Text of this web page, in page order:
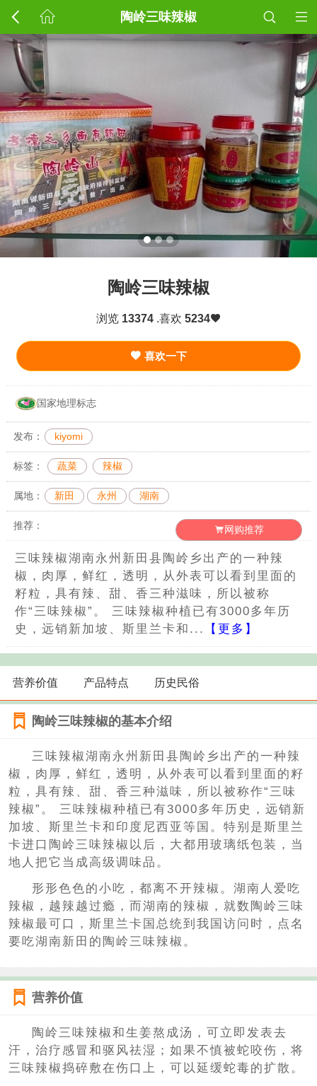
陶岭三味辣椒
陶岭三味辣椒
浏览 13374.喜欢 5234
喜欢一下
国家地理标志
发布： kiyomi
标签： 蔬菜 辣椒
属地： 新田 永州 湖南
推荐： 网购推荐
三味辣椒湖南永州新田县陶岭乡出产的一种辣
椒，肉厚，鲜红，透明，从外表可以看到里面的
籽粒，具有辣、甜、香三种滋味，所以被称
作“三味辣椒”。 三味辣椒种植已有3000多年历
史，远销新加坡、斯里兰卡和...
【更多】
营养价值 产品特点 历史民俗
陶岭三味辣椒的基本介绍
三味辣椒湖南永州新田县陶岭乡出产的一种辣
椒，肉厚，鲜红，透明，从外表可以看到里面的籽
粒，具有辣、甜、香三种滋味，所以被称作“三味
辣椒”。 三味辣椒种植已有3000多年历史，远销新
加坡、斯里兰卡和印度尼西亚等国。特别是斯里兰
卡进口陶岭三味辣椒以后，大都用玻璃纸包装，当
地人把它当成高级调味品。
形形色色的小吃，都离不开辣椒。湖南人爱吃
辣椒，越辣越过瘾，而湖南的辣椒，就数陶岭三味
辣椒最可口，斯里兰卡国总统到我国访问时，点名
要吃湖南新田的陶岭三味辣椒。
营养价值
陶岭三味辣椒和生姜熬成汤，可立即发表去
汗，治疗感冒和驱风祛湿；如果不慎被蛇咬伤，将
三味辣椒捣碎敷在伤口上，可以延缓蛇毒的扩散。